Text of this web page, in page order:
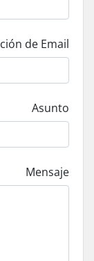
de Email
Asunto
Mensaje